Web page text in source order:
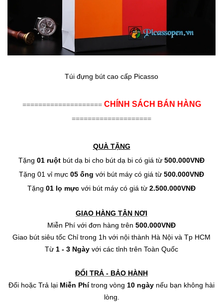
Túi đựng bút cao cấp Picasso
==================== CHÍNH SÁCH BÁN HÀNG
====================
QUÀ TẶNG
Tặng 01 ruột bút dạ bi cho bút dạ bi có giá từ 500.000VNĐ
Tặng 01 vỉ mực 05 ống với bút máy có giá từ 500.000VNĐ
Tặng 01 lọ mực với bút máy có giá từ 2.500.000VNĐ
GIAO HÀNG TẬN NƠI
Miễn Phí với đơn hàng trên 500.000VNĐ
Giao bút siêu tốc Chỉ trong 1h với nội thành Hà Nội và Tp HCM
Từ 1 - 3 Ngày với các tỉnh trên Toàn Quốc
ĐỔI TRẢ - BẢO HÀNH
Đổi hoặc Trả lại Miễn Phítrong vòng 10 ngày nếu bạn không hài
lòng.